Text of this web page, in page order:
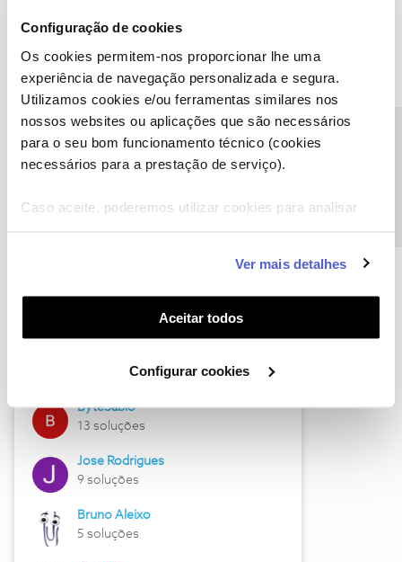
Configuração de cookies
Os cookies permitem-nos proporcionar lhe uma
experiência de navegação personalizada e segura.
Utilizamos cookies e/ou ferramentas similares nos
nossos websites ou aplicações que são necessários
para o seu bom funcionamento técnico (cookies
necessários para a prestação de serviço).
Caso aceite, poderemos utilizar cookies para analisar
funcionalidades (cookies de personalização e
funcionalidade) e adaptar anúncios aos seus interesses
(cookies de publicidade personalizada). Pode gerir a
utilização dos cookies clicando em "Configurar
Ver mais detalhes
Aceitar todos
Configurar cookies
Descubra as novidades de julho
Hall of Fame de julho
17 soluções
ByteSábio
13 soluções
Jose Rodrigues
9 soluções
Bruno Aleixo
5 soluções